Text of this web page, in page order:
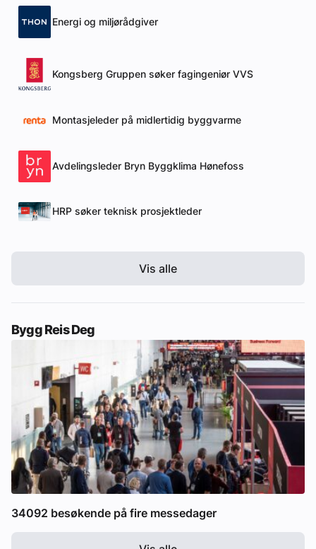
Energi og miljørådgiver
Kongsberg Gruppen søker fagingeniør VVS
Montasjeleder på midlertidig byggvarme
Avdelingsleder Bryn Byggklima Hønefoss
HRP søker teknisk prosjektleder
Vis alle
Bygg Reis Deg
34092 besøkende på fire messedager